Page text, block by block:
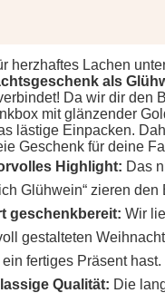
herzhaftes Lachen
als
Da wir dir den
mit glänzender
lästige Einpacken.
Geschenk für deine
Highlight: Das
Glühwein“ zieren
geschenkbereit: Wir
gestalteten
ein fertiges Präsent hast.
Qualität: Die